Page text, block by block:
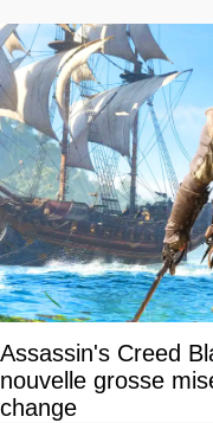
Assassin's Creed
nouvelle grosse
change